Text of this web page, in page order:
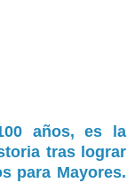
años, es la
tras lograr
para Mayores.